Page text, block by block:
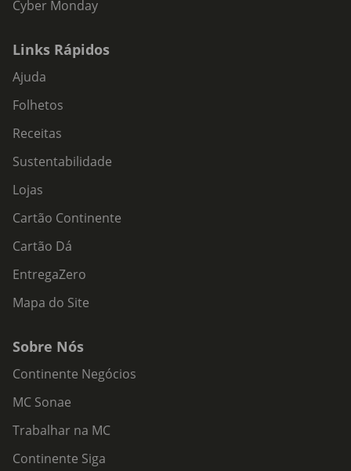
Cyber Monday
Links Rápidos
Ajuda
Folhetos
Receitas
Sustentabilidade
Lojas
Cartão Continente
Cartão Dá
EntregaZero
Mapa do Site
Sobre Nós
Continente Negócios
MC Sonae
Trabalhar na MC
Continente Siga